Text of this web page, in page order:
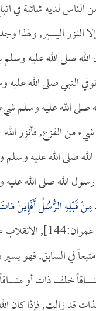
لديه شائبة في
النزر اليسير, ولهذا
صلى الله عليه وسلم
النبي صلى الله
الله عليه وسلم
من الفزع, فأنزر
صلى الله عليه وسلم
رسول الله صلى الله
قَبْلِهِ الرُّسُلُ أَفَإِينْ مَاتَ
[آل عمران:144],
في السابق, فهو
خلف ذات أو
قد زالت, فإذا كان